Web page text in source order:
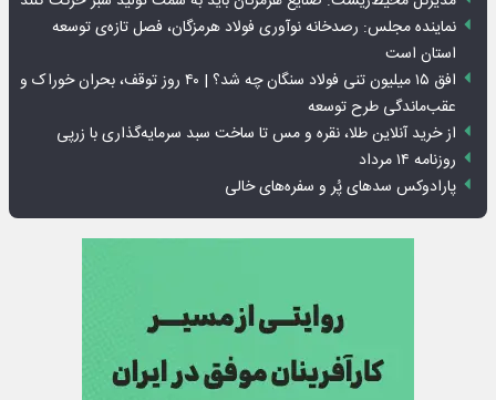
نماینده مجلس: رصدخانه نوآوری فولاد هرمزگان، فصل تازه‌ی توسعه
استان است
افق ۱۵ میلیون تنی فولاد سنگان چه شد؟ | ۴۰ روز توقف، بحران خوراک و
عقب‌ماندگی طرح توسعه
از خرید آنلاین طلا، نقره و مس تا ساخت سبد سرمایه‌گذاری با زرپی
روزنامه ۱۴ مرداد
پارادوکس سدهای پُر و سفره‌های خالی